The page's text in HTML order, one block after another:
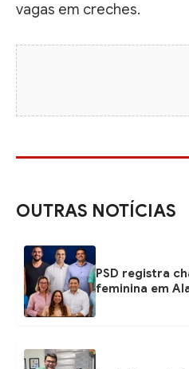
vagas em creches.
OUTRAS NOTÍCIAS
PSD registra
feminina em